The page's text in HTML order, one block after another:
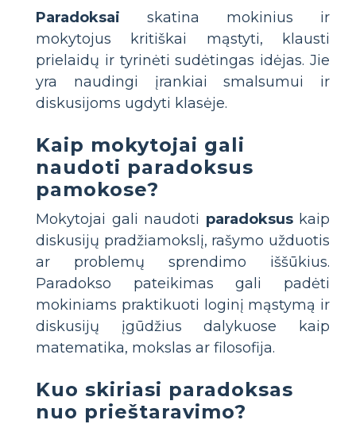
Paradoksai skatina mokinius ir
mokytojus kritiškai mąstyti, klausti
prielaidų ir tyrinėti sudėtingas idėjas. Jie
yra naudingi įrankiai smalsumui ir
diskusijoms ugdyti klasėje.
Kaip mokytojai gali
naudoti paradoksus
pamokose?
Mokytojai gali naudoti paradoksuskaip
diskusijų pradžiamokslį, rašymo užduotis
ar problemų sprendimo iššūkius.
Paradokso pateikimas gali padėti
mokiniams praktikuoti loginį mąstymą ir
diskusijų įgūdžius dalykuose kaip
matematika, mokslas ar filosofija.
Kuo skiriasi paradoksas
nuo prieštaravimo?